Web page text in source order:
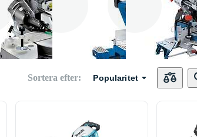
Hitachi Scheppach
Sortera efter: Popularitet